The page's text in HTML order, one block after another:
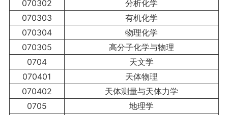
070302
分析化学
070303
有机化学
070304
物理化学
070305
高分子化学与物理
0704
天文学
070401
天体物理
070402
天体测量与天体力学
0705
地理学